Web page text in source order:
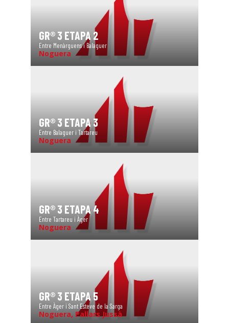
GR® 3 ETAPA 2
Entre Menàrguens i Balaguer
Noguera
GR® 3 ETAPA 3
Entre Balaguer i Tartareu
Noguera
GR® 3 ETAPA 4
Entre Tartareu i Àger
Noguera
GR® 3 ETAPA 5
Entre Àger i Sant Esteve de la Sarga
Noguera, Pallars Jussà